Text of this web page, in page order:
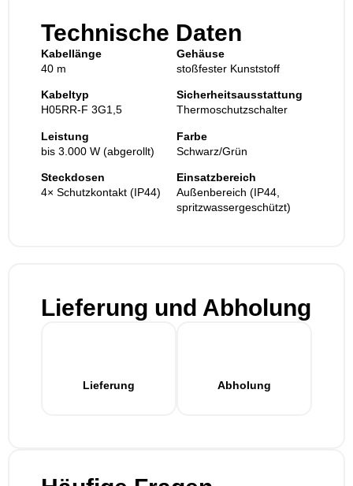
Technische Daten
Kabellänge
40 m
Kabeltyp
H05RR-F 3G1,5
Leistung
bis 3.000 W (abgerollt)
Steckdosen
4× Schutzkontakt (IP44)
Gehäuse
stoßfester Kunststoff
Sicherheitsausstattung
Thermoschutzschalter
Farbe
Schwarz/Grün
Einsatzbereich
Außenbereich (IP44,
spritzwassergeschützt)
Lieferung und Abholung
Lieferung Abholung